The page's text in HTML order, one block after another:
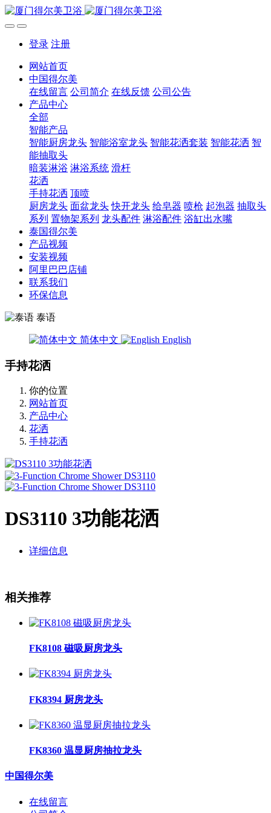
登录 注册
网站首页
中国得尔美
在线留言 公司简介 在线反馈 公司公告
产品中心
全部
智能产品
智能厨房龙头 智能浴室龙头 智能花洒套装 智能花洒 智
能抽取头
暗装淋浴 淋浴系统 滑杆
花洒
手持花洒 顶喷
厨房龙头 面盆龙头 快开龙头 给皂器 喷枪 起泡器 抽取头
系列 置物架系列 龙头配件 淋浴配件 浴缸出水嘴
泰国得尔美
产品视频
安装视频
阿里巴巴店铺
联系我们
环保信息
泰语
简体中文 English
手持花洒
你的位置
网站首页
产品中心
花洒
手持花洒
DS3110 3功能花洒
详细信息
相关推荐
FK8108 磁吸厨房龙头
FK8394 厨房龙头
FK8360 温显厨房抽拉龙头
中国得尔美
在线留言